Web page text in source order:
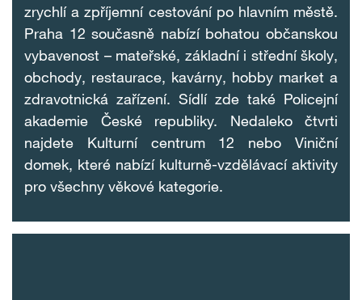
zrychlí a zpříjemní cestování po hlavním městě.
Praha 12 současně nabízí bohatou občanskou
vybavenost – mateřské, základní i střední školy,
obchody, restaurace, kavárny, hobby market a
zdravotnická zařízení. Sídlí zde také Policejní
akademie České republiky. Nedaleko čtvrti
najdete Kulturní centrum 12 nebo Viniční
domek, které nabízí kulturně-vzdělávací aktivity
pro všechny věkové kategorie.